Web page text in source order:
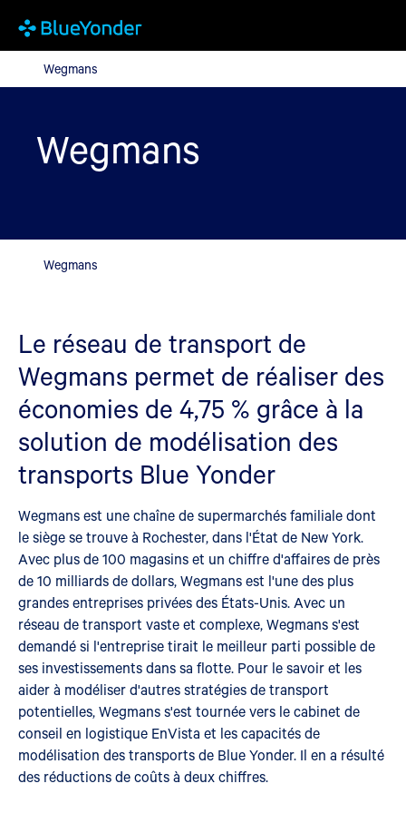
WegmansWegmans
Wegmans
Wegmans
Le réseau de transport de
Wegmans permet de réaliser des
économies de 4,75 % grâce à la
solution de modélisation des
transports Blue Yonder
Wegmans est une chaîne de supermarchés familiale dont
le siège se trouve à Rochester, dans l'État de New York.
Avec plus de 100 magasins et un chiffre d'affaires de près
de 10 milliards de dollars, Wegmans est l'une des plus
grandes entreprises privées des États-Unis. Avec un
réseau de transport vaste et complexe, Wegmans s'est
demandé si l'entreprise tirait le meilleur parti possible de
ses investissements dans sa flotte. Pour le savoir et les
aider à modéliser d'autres stratégies de transport
potentielles, Wegmans s'est tournée vers le cabinet de
conseil en logistique EnVista et les capacités de
modélisation des transports de Blue Yonder. Il en a résulté
des réductions de coûts à deux chiffres.